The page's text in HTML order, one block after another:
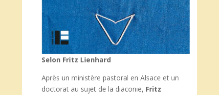
Selon Fritz Lienhard
Après un ministère pastoral en Alsace et un
doctorat au sujet de la diaconie, Fritz